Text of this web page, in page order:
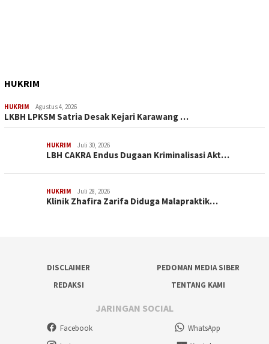
HUKRIM
HUKRIM Agustus 4, 2026
LKBH LPKSM Satria Desak Kejari Karawang …
HUKRIM Juli 30, 2026
LBH CAKRA Endus Dugaan Kriminalisasi Akt…
HUKRIM Juli 28, 2026
Klinik Zhafira Zarifa Diduga Malapraktik…
DISCLAIMER
PEDOMAN MEDIA SIBER
REDAKSI
TENTANG KAMI
JARINGAN SOCIAL
Facebook
WhatsApp